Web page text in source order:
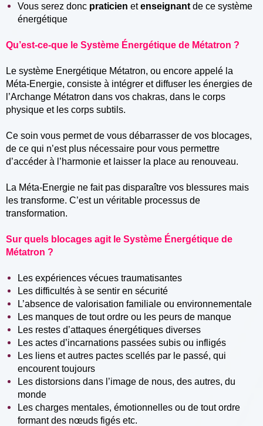
Vous serez donc praticien etenseignant de ce système
énergétique
Qu’est-ce-que le Système Énergétique de Métatron ?
Le système Energétique Métatron, ou encore appelé la
Méta-Energie, consiste à intégrer et diffuser les énergies de
l’Archange Métatron dans vos chakras, dans le corps
physique et les corps subtils.
Ce soin vous permet de vous débarrasser de vos blocages,
de ce qui n’est plus nécessaire pour vous permettre
d’accéder à l’harmonie et laisser la place au renouveau.
La Méta-Energie ne fait pas disparaître vos blessures mais
les transforme. C’est un véritable processus de
transformation.
Sur quels blocages agit le Système Énergétique de
Métatron ?
Les expériences vécues traumatisantes
Les difficultés à se sentir en sécurité
L’absence de valorisation familiale ou environnementale
Les manques de tout ordre ou les peurs de manque
Les restes d’attaques énergétiques diverses
Les actes d’incarnations passées subis ou infligés
Les liens et autres pactes scellés par le passé, qui
encourent toujours
Les distorsions dans l’image de nous, des autres, du
monde
Les charges mentales, émotionnelles ou de tout ordre
formant des nœuds figés etc.